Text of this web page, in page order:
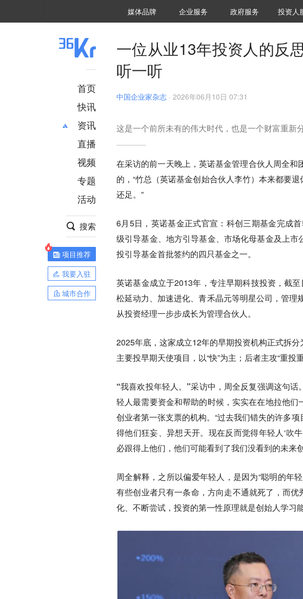
媒体品牌 36Kr研究院
企业服务 城市之窗
政府服务 VClub投资
投资机构职
投资人
首页
快讯
资讯
推荐
财经
项目推荐
安徽
直播
视频
专题
活动
搜索
项目推荐
我要入驻
城市合作
一位从业13年投资人的反
听一听
中国企业家杂志 · 2026年06月10日 07:31
这是一个前所未有的伟大时代，也是一个财富重新
在采访的前一天晚上，英诺基金管理合伙人周全
的，“竹总（英诺基金创始合伙人李竹）本来都要
还足。”
6月5日，英诺基金正式官宣：科创三期基金完成
级引导基金、地方引导基金、市场化母基金及上
投引导基金首批签约的四只基金之一。
英诺基金成立于2013年，专注早期科技投资，截
松延动力、加速进化、青禾晶元等明星公司，管理
从投资经理一步步成长为管理合伙人。
2025年底，这家成立12年的早期投资机构正式拆
主要投早期天使项目，以“快”为主；后者主攻“重投
“我喜欢投年轻人。”采访中，周全反复强调这句话
轻人最需要资金和帮助的时候，实实在在地拉他
创业者第一张支票的机构。“过去我们错失的许多
得他们狂妄、异想天开。现在反而觉得年轻人‘吹
必跟得上他们，他们可能看到了我们没看到的未来创
周全解释，之所以偏爱年轻人，是因为“聪明的年
有些创业者只有一条命，方向走不通就死了，而优
化、不断尝试，投资的第一性原理就是创始人学习